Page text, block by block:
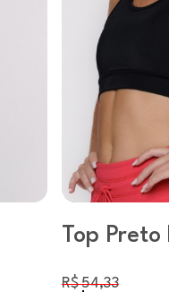
Top Preto
R$ 54,33